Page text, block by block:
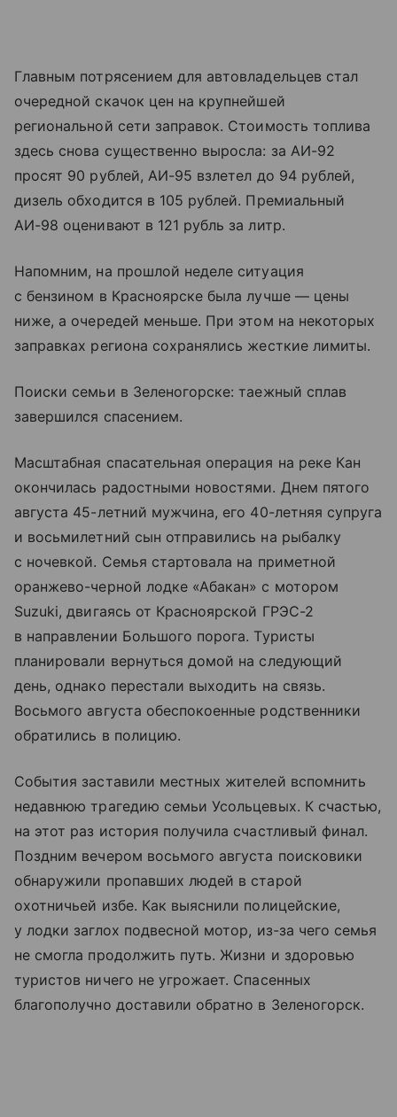
Главным потрясением для автовладельцев стал
очередной скачок цен на крупнейшей
региональной сети заправок. Стоимость топлива
здесь снова существенно выросла: за АИ-92
просят 90 рублей, АИ-95 взлетел до 94 рублей,
дизель обходится в 105 рублей. Премиальный
АИ-98 оценивают в 121 рубль за литр.
Напомним, на прошлой неделе ситуация
с бензином в Красноярске была лучше — цены
ниже, а очередей меньше. При этом на некоторых
заправках региона сохранялись жесткие лимиты.
Поиски семьи в Зеленогорске: таежный сплав
завершился спасением.
Масштабная спасательная операция на реке Кан
окончилась радостными новостями. Днем пятого
августа 45-летний мужчина, его 40-летняя супруга
и восьмилетний сын отправились на рыбалку
с ночевкой. Семья стартовала на приметной
оранжево-черной лодке «Абакан» с мотором
Suzuki, двигаясь от Красноярской ГРЭС-2
в направлении Большого порога. Туристы
планировали вернуться домой на следующий
день, однако перестали выходить на связь.
Восьмого августа обеспокоенные родственники
обратились в полицию.
События заставили местных жителей вспомнить
недавнюю трагедию семьи Усольцевых. К счастью,
на этот раз история получила счастливый финал.
Поздним вечером восьмого августа поисковики
обнаружили пропавших людей в старой
охотничьей избе. Как выяснили полицейские,
у лодки заглох подвесной мотор, из-за чего семья
не смогла продолжить путь. Жизни и здоровью
туристов ничего не угрожает. Спасенных
благополучно доставили обратно в Зеленогорск.